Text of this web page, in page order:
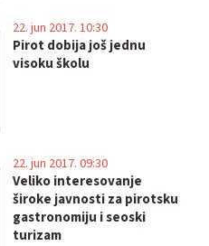
Pirot dobija još jednu
visoku školu
22. jun 2017. 10:30
Veliko interesovanje
široke javnosti za pirotsku
gastronomiju i seoski
turizam
22. jun 2017. 09:30